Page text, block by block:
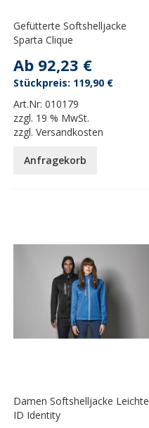
Gefütterte Softshelljacke
Sparta Clique
Ab 92,23 €
Art.Nr:010179
zzgl. 19 % MwSt.
zzgl.Versandkosten
119,90 €
Anfragekorb
Damen Softshelljacke Leichte
ID Identity